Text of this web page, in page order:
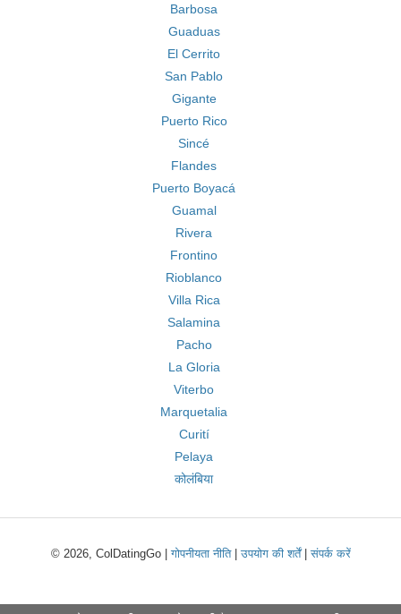
Barbosa
Guaduas
El Cerrito
San Pablo
Gigante
Puerto Rico
Sincé
Flandes
Puerto Boyacá
Guamal
Rivera
Frontino
Rioblanco
Villa Rica
Salamina
Pacho
La Gloria
Viterbo
Marquetalia
Curití
Pelaya
कोलंबिया
© 2026, ColDatingGo |गोपनीयता नीति|उपयोग की शर्तें|संपर्क करें